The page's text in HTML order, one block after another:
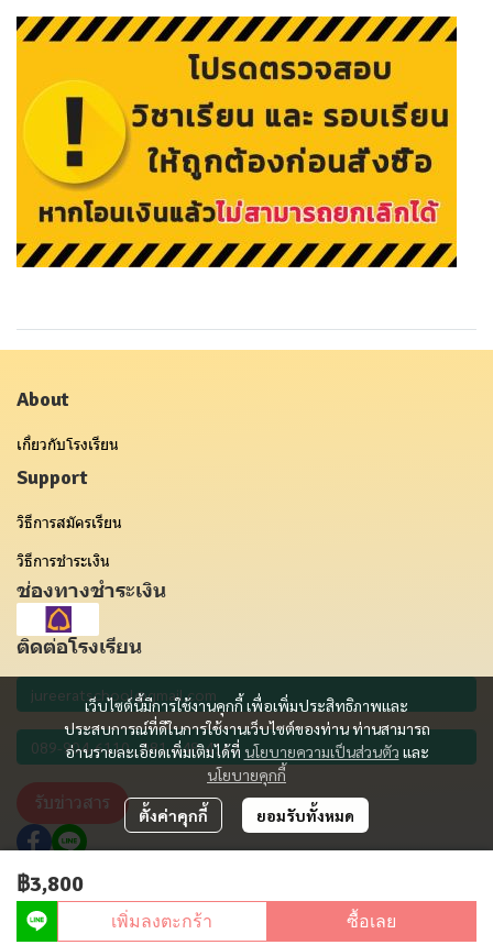
฿3,800
เพิ่มลงตะกร้า ซื้อเลย
เว็บไซต์นี้มีการใช้งานคุกกี้ เพื่อเพิ่มประสิทธิภาพและ
ประสบการณ์ที่ดีในการใช้งานเว็บไซต์ของท่าน ท่านสามารถ
อ่านรายละเอียดเพิ่มเติมได้ที่ นโยบายความเป็นส่วนตัว และ
นโยบายคุกกี้
ตั้งค่าคุกกี้ ยอมรับทั้งหมด
About
เกี่ยวกับโรงเรียน
Support
วิธีการสมัครเรียน
วิธีการชำระเงิน
ช่องทางชำระเงิน
ติดต่อโรงเรียน
รับข่าวสาร
Copyright 2012 - 2023 | All Rights Reserved | Powered by MWE